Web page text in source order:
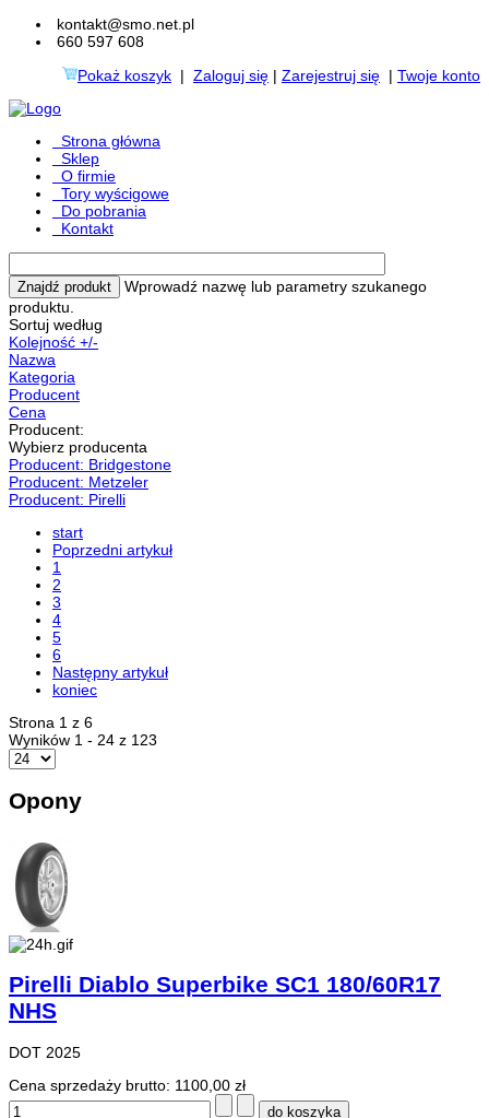
kontakt@smo.net.pl
660 597 608
Pokaż koszyk | Zaloguj się | Zarejestruj się | Twoje konto
Strona główna
Sklep
O firmie
Tory wyścigowe
Do pobrania
Kontakt
Wprowadź nazwę lub parametry szukanego
produktu.
Sortuj według
Kolejność +/-
Nazwa
Kategoria
Producent
Cena
Producent:
Wybierz producenta
Producent: Bridgestone
Producent: Metzeler
Producent: Pirelli
start
Poprzedni artykuł
1
2
3
4
5
6
Następny artykuł
koniec
Strona 1 z 6
Wyników 1 - 24 z 123
Opony
Pirelli Diablo Superbike SC1 180/60R17
NHS
DOT 2025
Cena sprzedaży brutto: 1100,00 zł